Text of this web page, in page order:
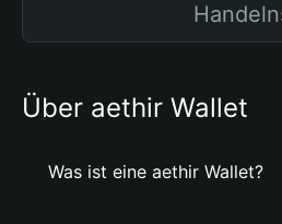
Über aethir Wallet
Was ist eine aethir Wallet?